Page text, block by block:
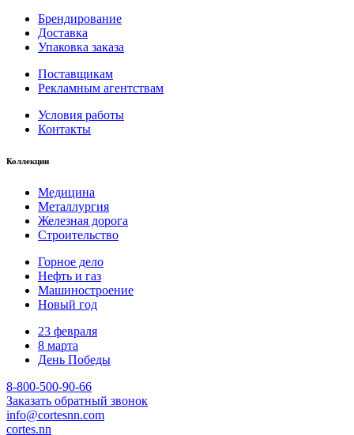
Брендирование
Доставка
Упаковка заказа
Поставщикам
Рекламным агентствам
Условия работы
Контакты
Коллекции
Медицина
Металлургия
Железная дорога
Строительство
Горное дело
Нефть и газ
Машиностроение
Новый год
23 февраля
8 марта
День Победы
8-800-500-90-66
Заказать обратный звонок
info@cortesnn.com
cortes.nn